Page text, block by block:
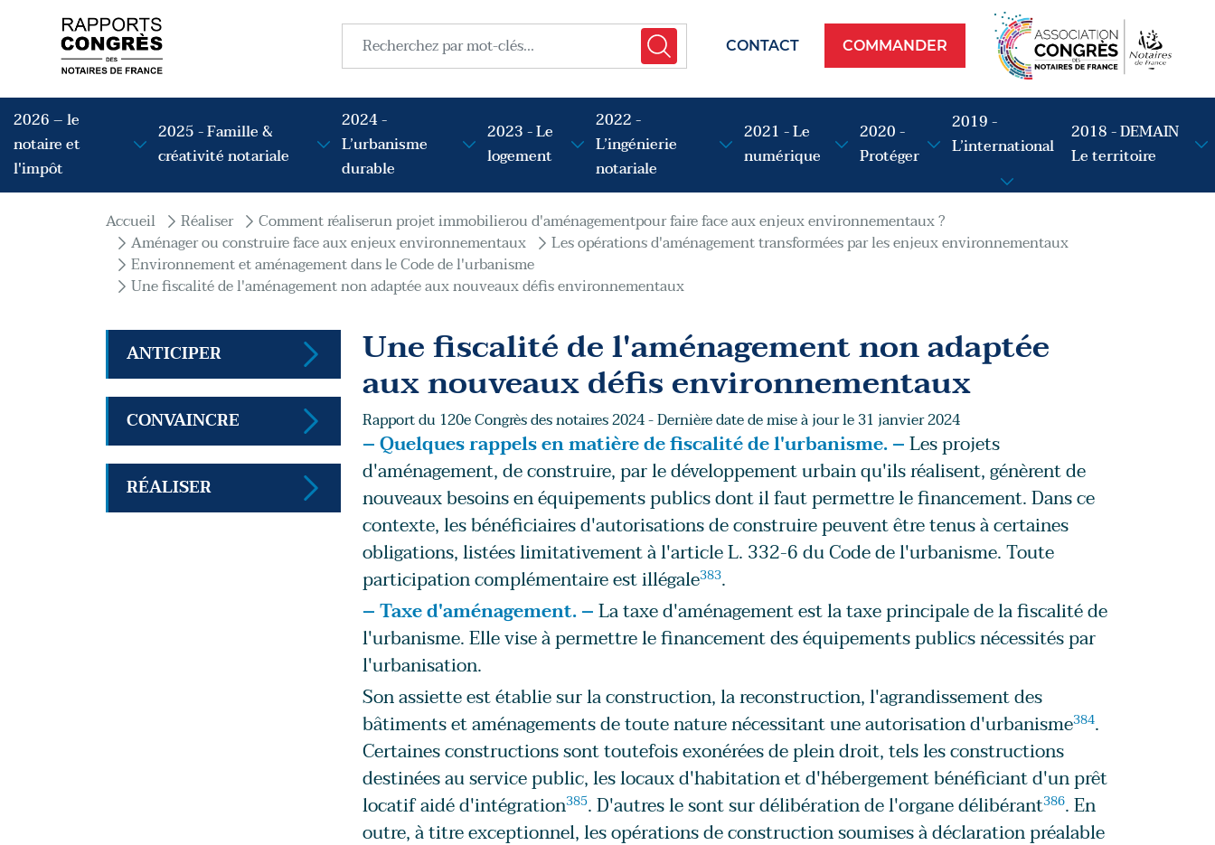
Rechercher
menu top
CONTACT Commander
COMMANDER
Navigation principale
2026 – le
notaire et
l'impôt
2025 - Famille &
créativité notariale
2024 -
L’urbanisme
durable
2023 - Le
logement
2022 -
L’ingénierie
notariale
2021 - Le
numérique
2020 -
Protéger
2019 -
L’international
2018 - DEMAIN
Le territoire
Fil d'Ariane
Accueil Réaliser
Comment réaliserun projet immobilierou d'aménagementpour faire face aux enjeux environnementaux ?
Aménager ou construire face aux enjeux environnementaux
Les opérations d'aménagement transformées par les enjeux environnementaux
Environnement et aménagement dans le Code de l'urbanisme
Une fiscalité de l'aménagement non adaptée aux nouveaux défis environnementaux
ANTICIPER
CONVAINCRE
RÉALISER
Une fiscalité de l'aménagement non adaptée
aux nouveaux défis environnementaux
Rapport du 120e Congrès des notaires 2024 - Dernière date de mise à jour le 31 janvier 2024
– Quelques rappels en matière de fiscalité de l'urbanisme. –Les projets
d'aménagement, de construire, par le développement urbain qu'ils réalisent, génèrent de
nouveaux besoins en équipements publics dont il faut permettre le financement. Dans ce
contexte, les bénéficiaires d'autorisations de construire peuvent être tenus à certaines
obligations, listées limitativement à l'article L. 332-6 du Code de l'urbanisme. Toute
participation complémentaire est illégale383.
– Taxe d'aménagement. –La taxe d'aménagement est la taxe principale de la fiscalité de
l'urbanisme. Elle vise à permettre le financement des équipements publics nécessités par
l'urbanisation.
Son assiette est établie sur la construction, la reconstruction, l'agrandissement des
bâtiments et aménagements de toute nature nécessitant une autorisation d'urbanisme384.
Certaines constructions sont toutefois exonérées de plein droit, tels les constructions
destinées au service public, les locaux d'habitation et d'hébergement bénéficiant d'un prêt
locatif aidé d'intégration385. D'autres le sont sur délibération de l'organe délibérant386. En
outre, à titre exceptionnel, les opérations de construction soumises à déclaration préalable